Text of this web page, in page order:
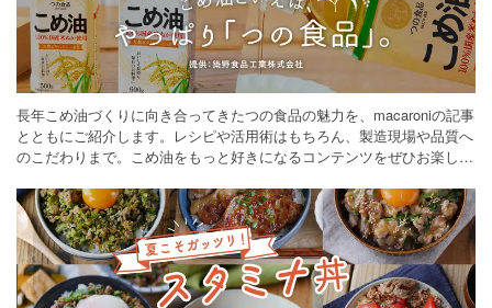
長年こめ油づくりに向き合ってきたつの食品の魅力を、macaroniの記事
とともにご紹介します。レシピや活用術はもちろん、製造現場や品質へ
のこだわりまで。こめ油をもっと好きになるコンテンツをぜひお楽しみ